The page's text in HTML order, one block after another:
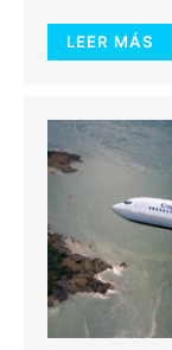
LEER MÁS